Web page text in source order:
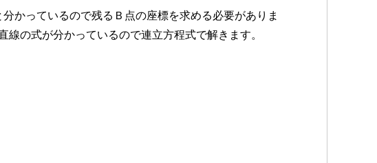
かっているので残るＢ点の座標を求める必要がありま
の式が分かっているので連立方程式で解きます。